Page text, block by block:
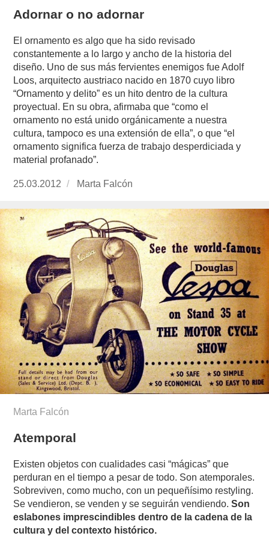
Adornar o no adornar
El ornamento es algo que ha sido revisado
constantemente a lo largo y ancho de la historia del
diseño. Uno de sus más fervientes enemigos fue Adolf
Loos, arquitecto austriaco nacido en 1870 cuyo libro
“Ornamento y delito” es un hito dentro de la cultura
proyectual. En su obra, afirmaba que “como el
ornamento no está unido orgánicamente a nuestra
cultura, tampoco es una extensión de ella”, o que “el
ornamento significa fuerza de trabajo desperdiciada y
material profanado”.
Publicado
25.03.2012 https://www.experimenta.es/author/
Marta Falcón
Marta Falcón
Atemporal
Existen objetos con cualidades casi “mágicas” que
perduran en el tiempo a pesar de todo. Son atemporales.
Sobreviven, como mucho, con un pequeñísimo restyling.
Se vendieron, se venden y se seguirán vendiendo.Son
eslabones imprescindibles dentro de la cadena de la
cultura y del contexto histórico.